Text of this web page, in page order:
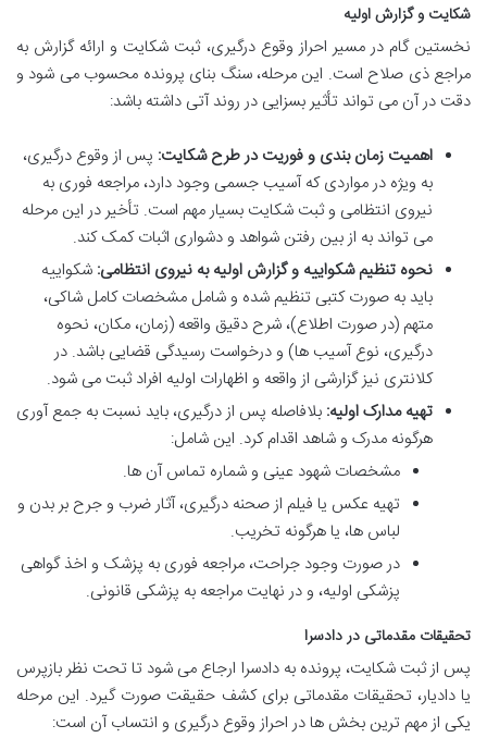
شکایت و گزارش اولیه
نخستین گام در مسیر احراز وقوع درگیری، ثبت شکایت و ارائه گزارش به
مراجع ذی صلاح است. این مرحله، سنگ بنای پرونده محسوب می شود و
دقت در آن می تواند تأثیر بسزایی در روند آتی داشته باشد:
اهمیت زمان بندی و فوریت در طرح شکایت: پس از وقوع درگیری،
به ویژه در مواردی که آسیب جسمی وجود دارد، مراجعه فوری به
نیروی انتظامی و ثبت شکایت بسیار مهم است. تأخیر در این مرحله
می تواند به از بین رفتن شواهد و دشواری اثبات کمک کند.
نحوه تنظیم شکواییه و گزارش اولیه به نیروی انتظامی: شکواییه
باید به صورت کتبی تنظیم شده و شامل مشخصات کامل شاکی،
متهم (در صورت اطلاع)، شرح دقیق واقعه (زمان، مکان، نحوه
درگیری، نوع آسیب ها) و درخواست رسیدگی قضایی باشد. در
کلانتری نیز گزارشی از واقعه و اظهارات اولیه افراد ثبت می شود.
تهیه مدارک اولیه: بلافاصله پس از درگیری، باید نسبت به جمع آوری
هرگونه مدرک و شاهد اقدام کرد. این شامل:
مشخصات شهود عینی و شماره تماس آن ها.
تهیه عکس یا فیلم از صحنه درگیری، آثار ضرب و جرح بر بدن و
لباس ها، یا هرگونه تخریب.
در صورت وجود جراحت، مراجعه فوری به پزشک و اخذ گواهی
پزشکی اولیه، و در نهایت مراجعه به پزشکی قانونی.
تحقیقات مقدماتی در دادسرا
پس از ثبت شکایت، پرونده به دادسرا ارجاع می شود تا تحت نظر بازپرس
یا دادیار، تحقیقات مقدماتی برای کشف حقیقت صورت گیرد. این مرحله
یکی از مهم ترین بخش ها در احراز وقوع درگیری و انتساب آن است: